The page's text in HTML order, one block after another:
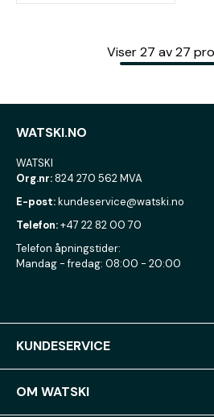
Viser 27 av 27
WATSKI.NO
WATSKI
Org.nr:824 270 562 MVA
E-post:kundeservice@watski.no
Telefon:+47 22 82 00 70
Telefon åpningstider:
Mandag - fredag: 08:00 - 20:00
KUNDESERVICE
OM WATSKI